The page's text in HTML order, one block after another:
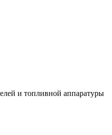
и топливной аппаратуры